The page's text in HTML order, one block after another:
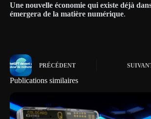
Une nouvelle économie qui existe déjà
émergera de la matière numérique.
PRÉCÉDENT
Publications similaires